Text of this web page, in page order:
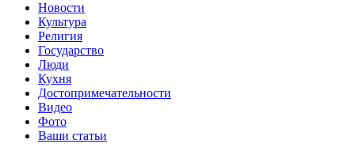
Новости
Культура
Религия
Государство
Люди
Кухня
Достопримечательности
Видео
Фото
Ваши статьи